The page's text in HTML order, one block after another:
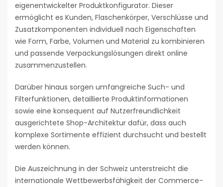
eigenentwickelter Produktkonfigurator. Dieser
ermöglicht es Kunden, Flaschenkörper, Verschlüsse und
Zusatzkomponenten individuell nach Eigenschaften
wie Form, Farbe, Volumen und Material zu kombinieren
und passende Verpackungslösungen direkt online
zusammenzustellen.
Darüber hinaus sorgen umfangreiche Such- und
Filterfunktionen, detaillierte Produktinformationen
sowie eine konsequent auf Nutzerfreundlichkeit
ausgerichtete Shop-Architektur dafür, dass auch
komplexe Sortimente effizient durchsucht und bestellt
werden können.
Die Auszeichnung in der Schweiz unterstreicht die
internationale Wettbewerbsfähigkeit der Commerce-